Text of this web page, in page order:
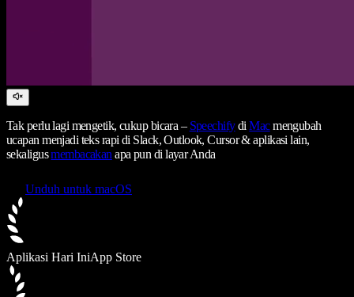
Tak perlu lagi mengetik, cukup bicara – SpeechifydiMacmengubah
ucapan menjadi teks rapi di Slack, Outlook, Cursor & aplikasi lain,
sekaligusmembacakan apa pun di layar Anda
Unduh untuk macOS
Aplikasi Hari IniApp Store